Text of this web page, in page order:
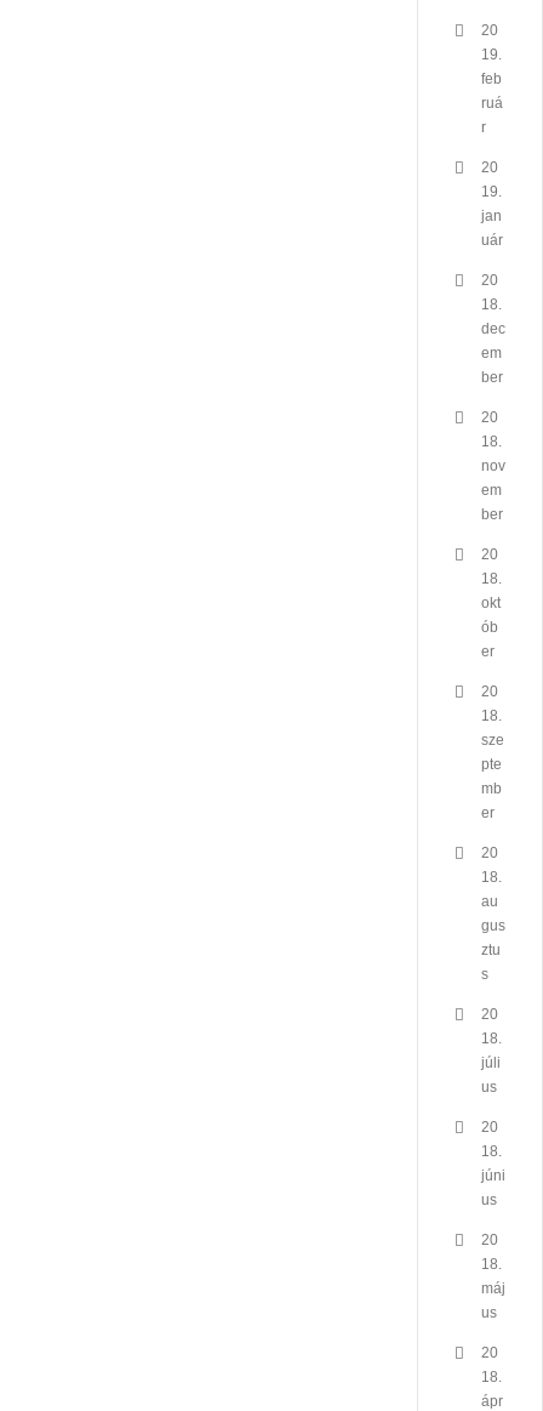
20
19.
feb
ruá
r
20
19.
jan
uár
20
18.
dec
em
ber
20
18.
nov
em
ber
20
18.
okt
ób
er
20
18.
sze
pte
mb
er
20
18.
au
gus
ztu
s
20
18.
júli
us
20
18.
júni
us
20
18.
máj
us
20
18.
ápr